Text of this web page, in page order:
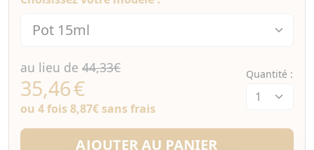
au lieu de 44,33€
35,46€
ou 4 fois 8,87€ sans frais
Quantité :
AJOUTER AU PANIER